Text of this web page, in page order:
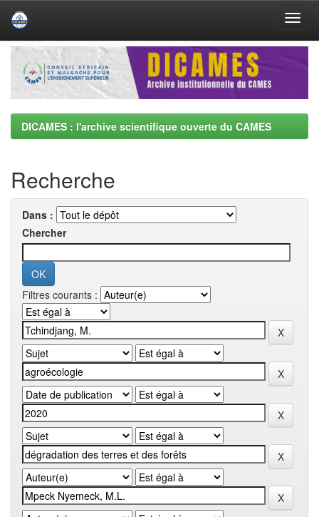
Skip
navigation
DICAMES : l'archive scientifique ouverte du CAMES
Recherche
Dans :
Chercher
Filtres courants :